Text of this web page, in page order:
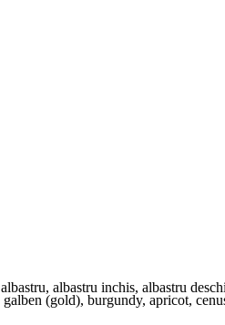
albastru, albastru inchis, albastru
galben (gold), burgundy, apricot,